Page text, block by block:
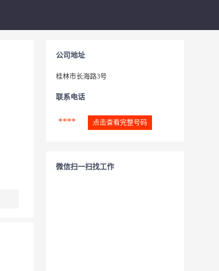
公司地址
桂林市长海路3号
联系电话
**** 点击查看完整号码
微信扫一扫找工作